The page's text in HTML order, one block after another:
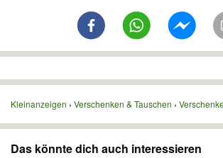
Kleinanzeigen Verschenken & Tauschen
Das könnte dich auch interessieren